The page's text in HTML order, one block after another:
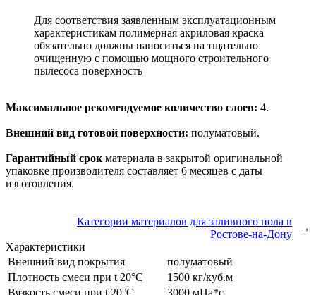
Для соответствия заявленным эксплуатационным
характеристикам полимерная акриловая краска
обязательно должны наноситься на тщательно
очищенную с помощью мощного строительного
пылесоса поверхность
Максимальное рекомендуемое количество слоев: 4.
Внешний вид готовой поверхности: полуматовый.
Гарантийный срок материала в закрытой оригинальной
упаковке производителя составляет 6 месяцев с даты
изготовления.
Категории материалов для заливного пола в
Ростове-на-Дону
→
Характеристики
Внешний вид покрытия
полуматовый
Плотность смеси при t 20°C
1500 кг/куб.м
Вязкость смеси при t 20°С
3000 мПа*с